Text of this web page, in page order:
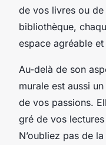
de vos livres ou
bibliothèque,
espace agréable
Au-delà de son
murale est aussi
de vos passions.
gré de vos
N’oubliez pas de